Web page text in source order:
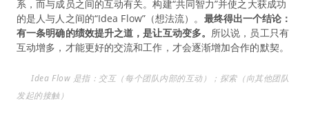
系，而与成员之间的互动有关。构建“共同智力”并使之大获成功
的是人与人之间的“Idea Flow”（想法流）。 最终得出一个结论：
有一条明确的绩效提升之道，是让互动变多。 所以说，员工只有
互动增多，才能更好的交流和工作，才会逐渐增加合作的默契。
Idea Flow 是指：交互（每个团队内部的互动）；探索（向其他团队
发起的接触）